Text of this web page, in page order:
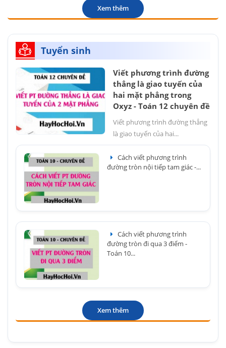
Xem thêm
Tuyển sinh
Viết phương trình đường
thẳng là giao tuyến của
hai mặt phẳng trong
Oxyz - Toán 12 chuyên đề
Viết phương trình đường thẳng
là giao tuyến của hai...
Cách viết phương trình
đường tròn nội tiếp tam giác -...
Cách viết phương trình
đường tròn đi qua 3 điểm -
Toán 10...
Xem thêm